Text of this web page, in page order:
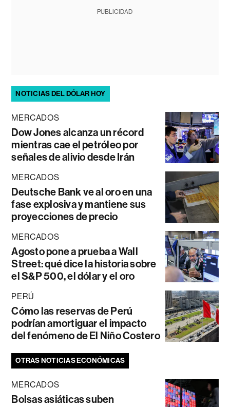
PUBLICIDAD
NOTICIAS DEL DÓLAR HOY
MERCADOS
Dow Jones alcanza un récord
mientras cae el petróleo por
señales de alivio desde Irán
MERCADOS
Deutsche Bank ve al oro en una
fase explosiva y mantiene sus
proyecciones de precio
MERCADOS
Agosto pone a prueba a Wall
Street: qué dice la historia sobre
el S&P 500, el dólar y el oro
PERÚ
Cómo las reservas de Perú
podrían amortiguar el impacto
del fenómeno de El Niño Costero
OTRAS NOTICIAS ECONÓMICAS
MERCADOS
Bolsas asiáticas suben